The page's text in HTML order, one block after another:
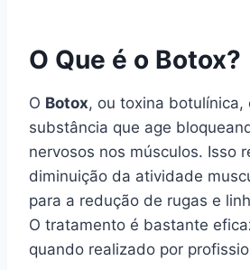
O Que é o Botox?
O Botox, ou toxina botulínica,
substância que age
nervosos nos músculos. Isso
diminuição da atividade
para a redução de rugas e
O tratamento é bastante
quando realizado por